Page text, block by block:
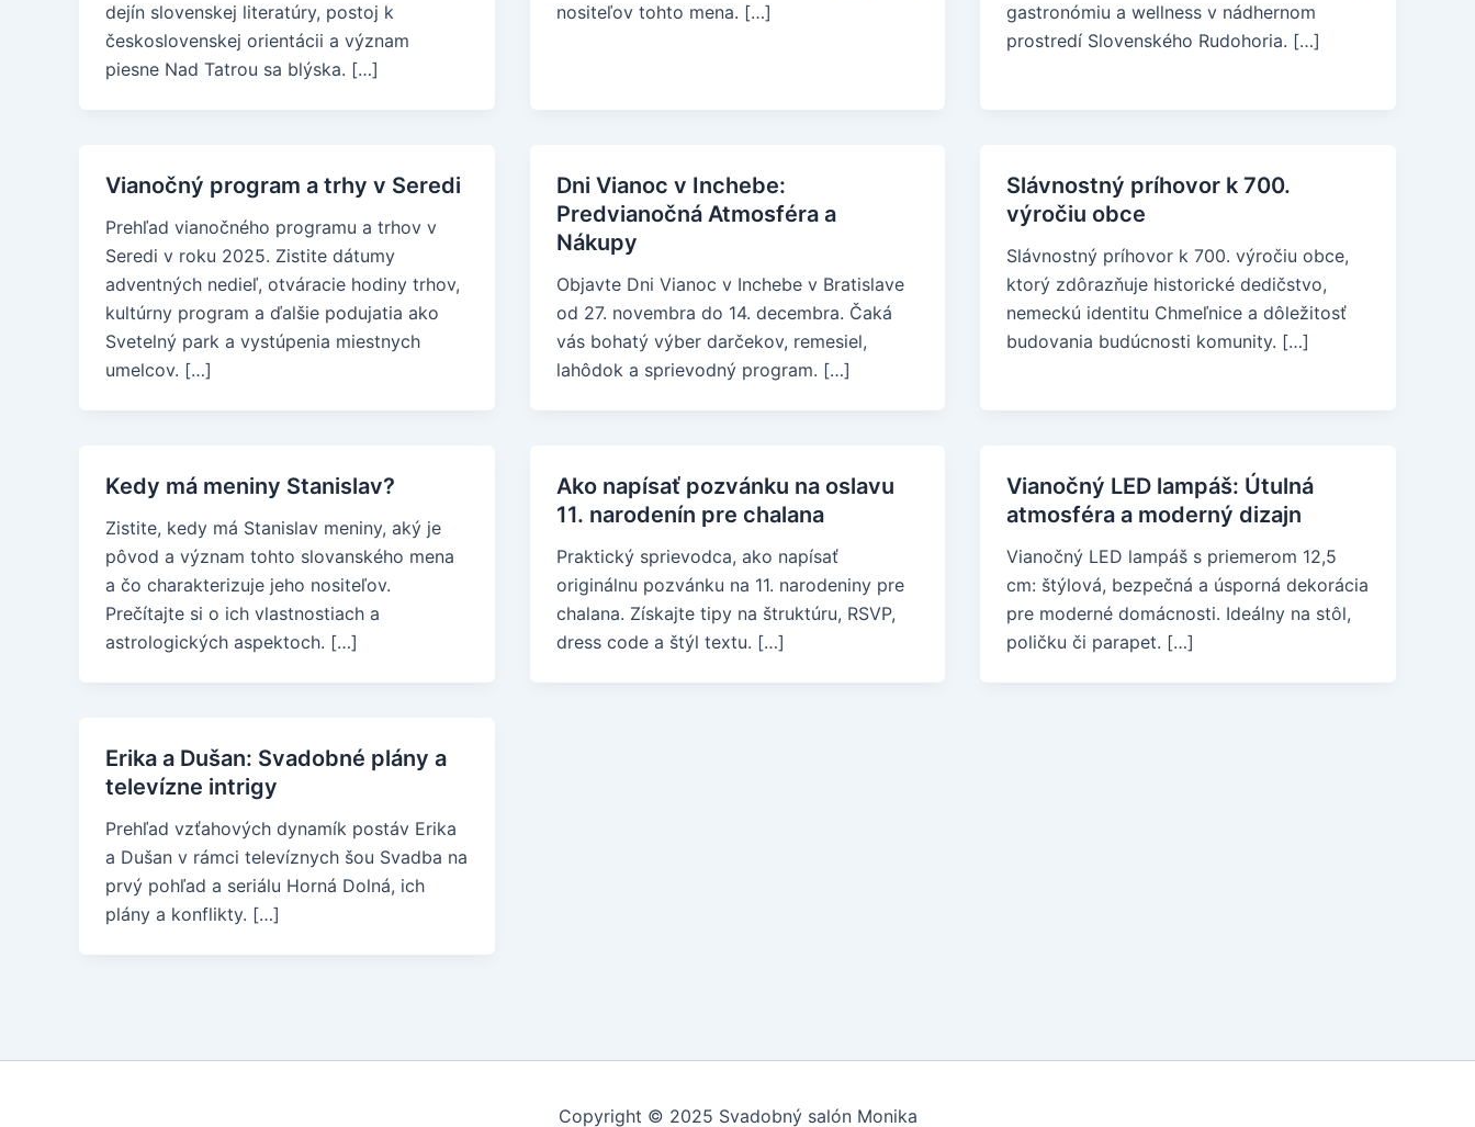
dejín slovenskej literatúry, postoj k
československej orientácii a význam
piesne Nad Tatrou sa blýska. […]
nositeľov tohto mena. […]
gastronómiu a wellness v nádhernom
prostredí Slovenského Rudohoria. […]
Vianočný program a trhy v Seredi
Prehľad vianočného programu a trhov v
Seredi v roku 2025. Zistite dátumy
adventných nedieľ, otváracie hodiny trhov,
kultúrny program a ďalšie podujatia ako
Svetelný park a vystúpenia miestnych
umelcov. […]
Dni Vianoc v Inchebe:
Predvianočná Atmosféra a
Nákupy
Objavte Dni Vianoc v Inchebe v Bratislave
od 27. novembra do 14. decembra. Čaká
vás bohatý výber darčekov, remesiel,
lahôdok a sprievodný program. […]
Slávnostný príhovor k 700.
výročiu obce
Slávnostný príhovor k 700. výročiu obce,
ktorý zdôrazňuje historické dedičstvo,
nemeckú identitu Chmeľnice a dôležitosť
budovania budúcnosti komunity. […]
Kedy má meniny Stanislav?
Zistite, kedy má Stanislav meniny, aký je
pôvod a význam tohto slovanského mena
a čo charakterizuje jeho nositeľov.
Prečítajte si o ich vlastnostiach a
astrologických aspektoch. […]
Ako napísať pozvánku na oslavu
11. narodenín pre chalana
Praktický sprievodca, ako napísať
originálnu pozvánku na 11. narodeniny pre
chalana. Získajte tipy na štruktúru, RSVP,
dress code a štýl textu. […]
Vianočný LED lampáš: Útulná
atmosféra a moderný dizajn
Vianočný LED lampáš s priemerom 12,5
cm: štýlová, bezpečná a úsporná dekorácia
pre moderné domácnosti. Ideálny na stôl,
poličku či parapet. […]
Erika a Dušan: Svadobné plány a
televízne intrigy
Prehľad vzťahových dynamík postáv Erika
a Dušan v rámci televíznych šou Svadba na
prvý pohľad a seriálu Horná Dolná, ich
plány a konflikty. […]
Copyright © 2025 Svadobný salón Monika